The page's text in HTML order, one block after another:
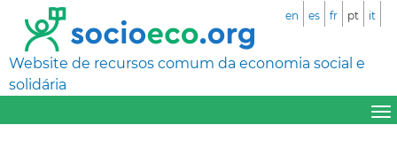
Website de recursos comum da economia social e
solidária
en es fr pt it